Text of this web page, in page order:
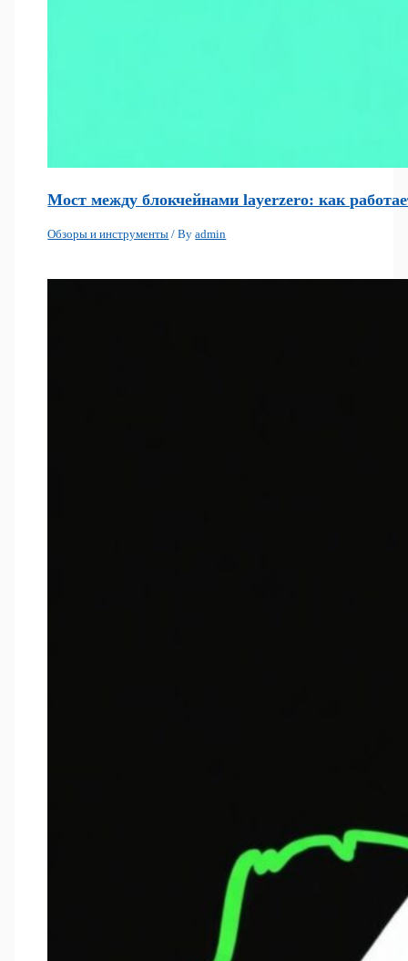
Мост между блокчейнами layerzero: как
Обзоры и инструменты / Byadmin